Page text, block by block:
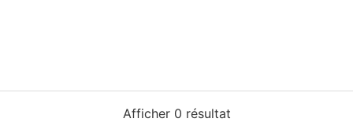
Afficher 0 résultat